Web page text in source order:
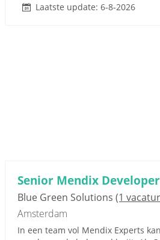
Laatste update: 6-8-2026
Senior Mendix Developer
Blue Green Solutions (1
Amsterdam
In een team vol Mendix Experts